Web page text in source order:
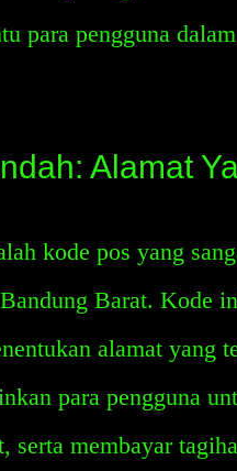
para pengguna
Alamat
kode pos yang
Barat. Kode
alamat yang
para pengguna
serta membayar